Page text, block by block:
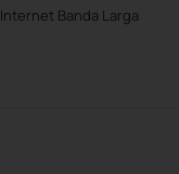
Internet Banda Larga